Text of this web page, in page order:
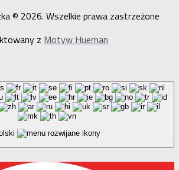
© 2026. Wszelkie prawa zastrzeżone
z Motyw Hueman